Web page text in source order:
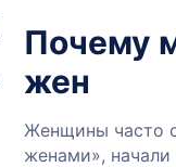
Почему
жен
Женщины часто
женами», начали